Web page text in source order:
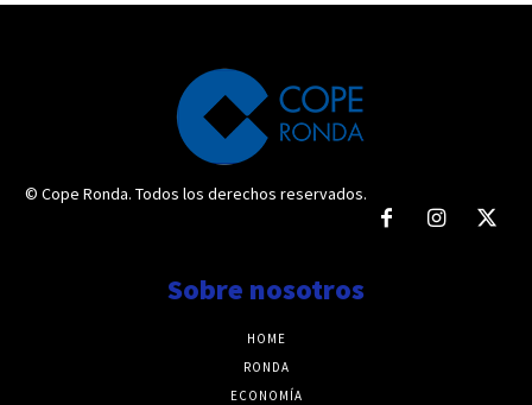
© Cope Ronda. Todos los derechos reservados.
Sobre nosotros
HOME
RONDA
ECONOMÍA